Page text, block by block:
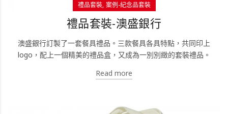
禮品套裝 案例-紀念品套裝
禮品套裝-澳盛銀行
澳盛銀行訂製了一套餐具禮品。三款餐具各具特點，共同印上
logo，配上一個精美的禮品盒，又成為一別別緻的套裝禮品。
Read more